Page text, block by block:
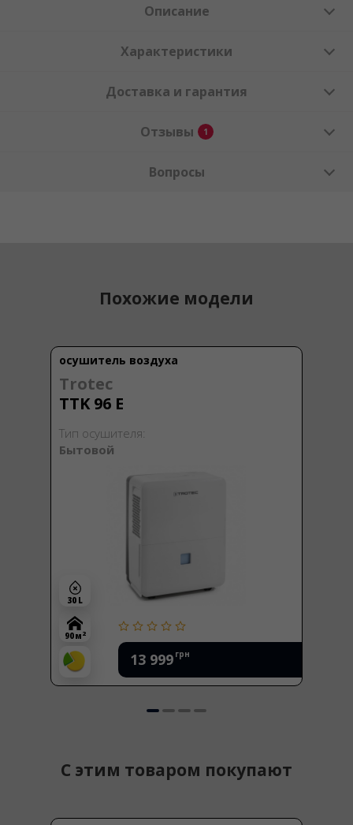
Описание
Характеристики
Доставка и гарантия
Отзывы 1
Вопросы
Похожие модели
осушитель воздуха
Trotec
TTK 96 E
Тип осушителя:
Бытовой
13 999 грн
30 L
90 м 2
С этим товаром покупают